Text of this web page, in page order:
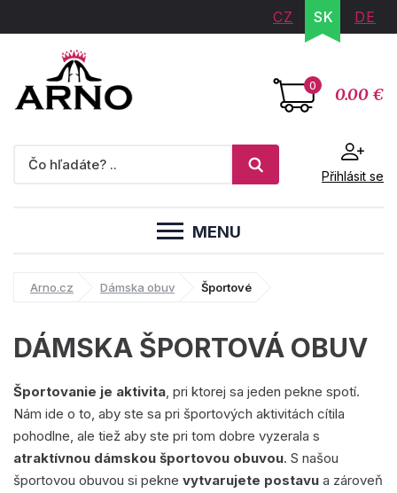
CZ SK DE
0 0.00 €
Přihlásit se
MENU
Arno.cz Dámska obuv Športové
DÁMSKA ŠPORTOVÁ OBUV
Športovanie je aktivita, pri ktorej sa jeden pekne spotí.
Nám ide o to, aby ste sa pri športových aktivitách cítila
pohodlne, ale tiež aby ste pri tom dobre vyzerala s
atraktívnou dámskou športovou obuvou. S našou
športovou obuvou si pekne vytvarujete postavu a zároveň